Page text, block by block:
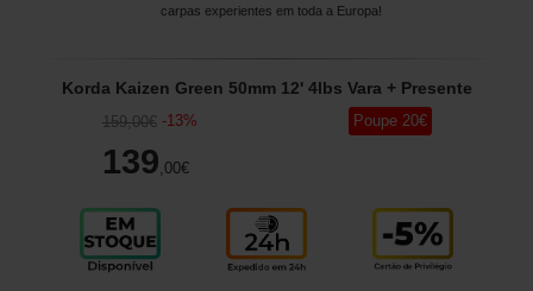
carpas experientes em toda a Europa!
Korda Kaizen Green 50mm 12' 4lbs Vara + Presente
159,00€ -13%
139 ,00€
Poupe 20€